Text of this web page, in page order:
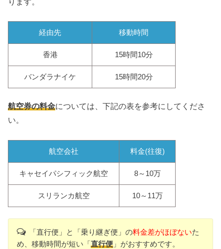
経由先 移動時間
香港 15時間10分
バンダラナイケ 15時間20分
航空券の料金については、下記の表を参考にしてくださ
い。
航空会社 料金(往復)
キャセイパシフィック航空 8～10万
スリランカ航空 10～11万
「直行便」と「乗り継ぎ便」の料金差がほぼないた
め、移動時間が短い「直行便 」がおすすめです。